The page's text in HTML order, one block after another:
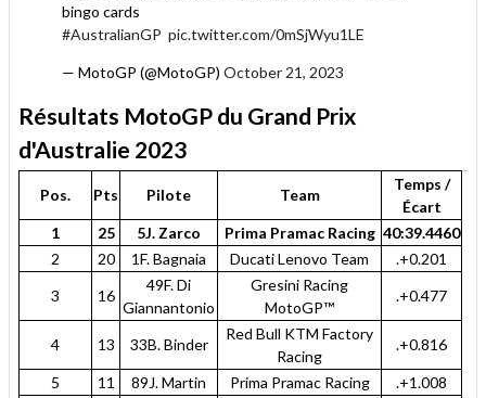
bingo cards
#AustralianGP pic.twitter.com/0mSjWyu1LE
— MotoGP (@MotoGP) October 21, 2023
Résultats MotoGP du Grand Prix
d'Australie 2023
Pos. Pts Pilote Team
Temps /
Écart
1
25 5J. Zarco Prima Pramac Racing 40:39.4460
2
20 1F. Bagnaia Ducati Lenovo Team
.+0.201
3
16
49F. Di
Giannantonio
Gresini Racing
MotoGP™
.+0.477
4 13 33B. Binder
Red Bull KTM Factory
Racing
.+0.816
5 11 89J. Martin Prima Pramac Racing
.+1.008